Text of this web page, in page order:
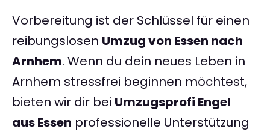
Vorbereitung ist der Schlüssel für einen
reibungslosen Umzug von Essen nach
Arnhem. Wenn du dein neues Leben in
Arnhem stressfrei beginnen möchtest,
bieten wir dir bei Umzugsprofi Engel
aus Essen professionelle Unterstützung